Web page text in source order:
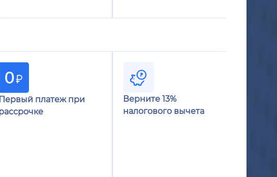
Первый платеж при
Верните 13%
налогового вычета